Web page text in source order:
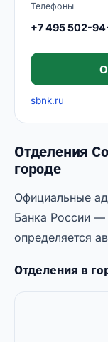
Телефоны
+7 495 502-
sbnk.ru
Отделения
городе
Официальные
Банка России —
определяется
Отделения в